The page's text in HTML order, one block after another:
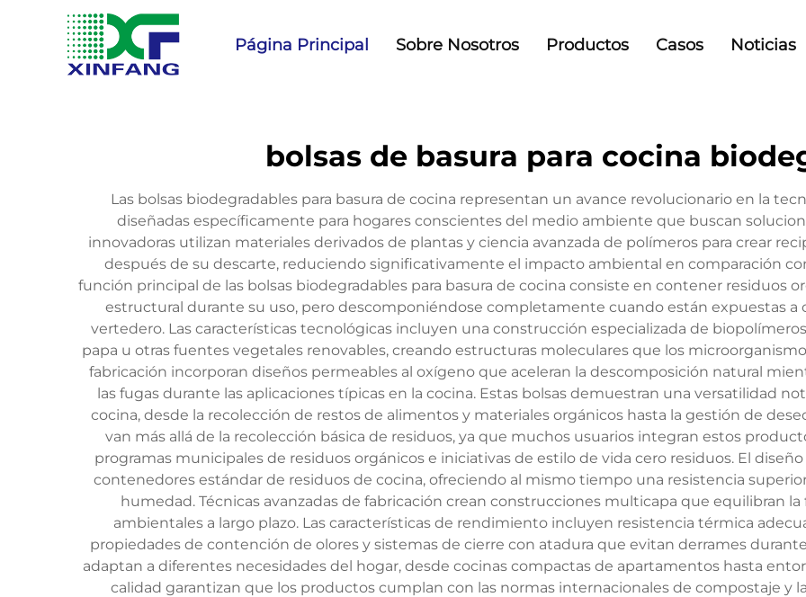
Página Principal Sobre Nosotros Productos Casos Noticias
bolsas de basura para cocina
Las bolsas biodegradables para basura de cocina representan un avance revolucionario en la
diseñadas específicamente para hogares conscientes del medio ambiente que buscan
innovadoras utilizan materiales derivados de plantas y ciencia avanzada de polímeros para crear
después de su descarte, reduciendo significativamente el impacto ambiental en comparación
función principal de las bolsas biodegradables para basura de cocina consiste en contener residuos
estructural durante su uso, pero descomponiéndose completamente cuando están expuestas
vertedero. Las características tecnológicas incluyen una construcción especializada de
papa u otras fuentes vegetales renovables, creando estructuras moleculares que los
fabricación incorporan diseños permeables al oxígeno que aceleran la descomposición natural
las fugas durante las aplicaciones típicas en la cocina. Estas bolsas demuestran una versatilidad
cocina, desde la recolección de restos de alimentos y materiales orgánicos hasta la gestión de
van más allá de la recolección básica de residuos, ya que muchos usuarios integran estos
programas municipales de residuos orgánicos e iniciativas de estilo de vida cero residuos. El
contenedores estándar de residuos de cocina, ofreciendo al mismo tiempo una resistencia
humedad. Técnicas avanzadas de fabricación crean construcciones multicapa que equilibran
ambientales a largo plazo. Las características de rendimiento incluyen resistencia térmica
propiedades de contención de olores y sistemas de cierre con atadura que evitan derrames
adaptan a diferentes necesidades del hogar, desde cocinas compactas de apartamentos hasta
calidad garantizan que los productos cumplan con las normas internacionales de compostaje y